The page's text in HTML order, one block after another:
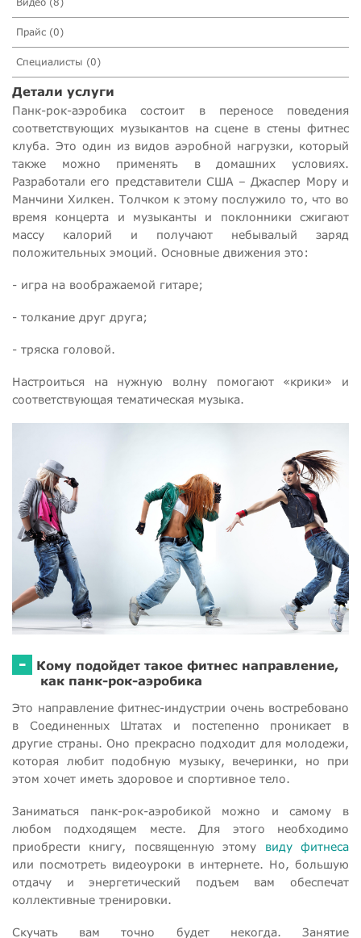
Прайс (0)
Специалисты (0)
Детали услуги
Панк-рок-аэробика состоит в переносе поведения
соответствующих музыкантов на сцене в стены фитнес
клуба. Это один из видов аэробной нагрузки, который
также можно применять в домашних условиях.
Разработали его представители США – Джаспер Мору и
Манчини Хилкен. Толчком к этому послужило то, что во
время концерта и музыканты и поклонники сжигают
массу калорий и получают небывалый заряд
положительных эмоций. Основные движения это:
- игра на воображаемой гитаре;
- толкание друг друга;
- тряска головой.
Настроиться на нужную волну помогают «крики» и
соответствующая тематическая музыка.
-
Кому подойдет такое фитнес направление,
как панк-рок-аэробика
Это направление фитнес-индустрии очень востребовано
в Соединенных Штатах и постепенно проникает в
другие страны. Оно прекрасно подходит для молодежи,
которая любит подобную музыку, вечеринки, но при
этом хочет иметь здоровое и спортивное тело.
Заниматься панк-рок-аэробикой можно и самому в
любом подходящем месте. Для этого необходимо
приобрести книгу, посвященную этому виду фитнеса
или посмотреть видеоуроки в интернете. Но, большую
отдачу и энергетический подъем вам обеспечат
коллективные тренировки.
Скучать вам точно будет некогда. Занятие